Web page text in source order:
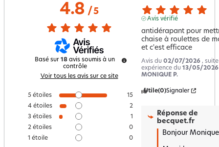
4.8/ 5
Basé sur 18 avis soumis à un
contrôle
Voir tous les avis sur ce site
5 étoiles
15
4 étoiles
2
3 étoiles
1
2 étoiles
0
1 étoile 0
Avis vérifié
antidérapant pour
chaise à roulettes de
et c'est efficace
Avis du 02/07/2026 ,
expérience du 13/05/2026
MONIQUE P.
Utile(0)Signaler
Réponse de
becquet.fr
Bonjour